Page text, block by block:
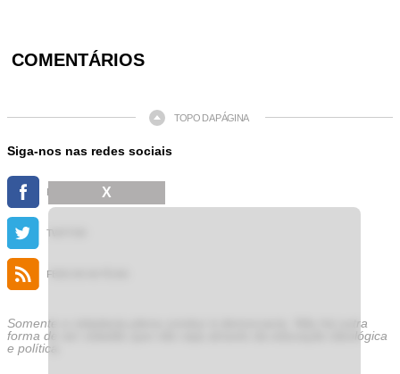
COMENTÁRIOS
TOPO DA PÁGINA
Siga-nos nas redes sociais
FACEBOOK
TWITTER
FEED DE NOTÍCIAS
Somente a cidadania plena conduz à democracia. Não há outra
forma de ser cidadão que não seja através da educação ideológica
e política.
X